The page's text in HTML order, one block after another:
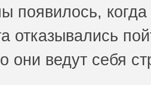
появилось,
отказывались
они ведут себя